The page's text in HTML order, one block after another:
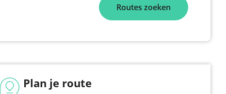
Routes zoeken
Plan je route